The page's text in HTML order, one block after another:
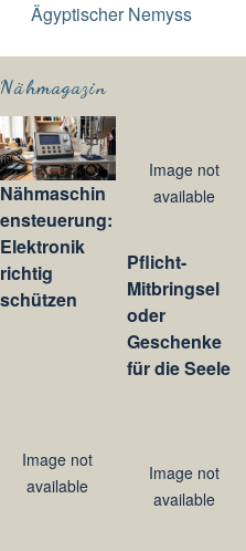
Ägyptischer Nemyss
Nähmagazin
Nähmaschin
ensteuerung:
Elektronik
richtig
schützen
Image not
available
Pflicht-
Mitbringsel
oder
Geschenke
für die Seele
Image not
available
Image not
available